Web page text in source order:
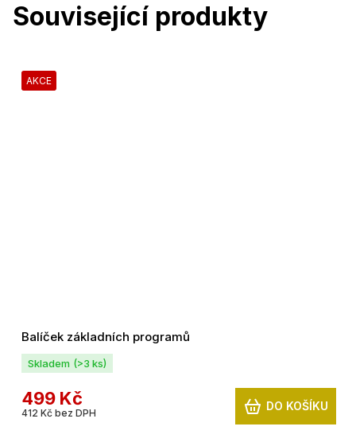
Související produkty
AKCE
Balíček základních programů
Skladem (>3 ks)
412 Kč bez DPH
499 Kč DO KOŠÍKU